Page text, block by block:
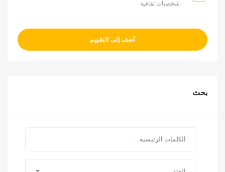
شخصيات ثقافية
أضف إلى التقويم
بحث